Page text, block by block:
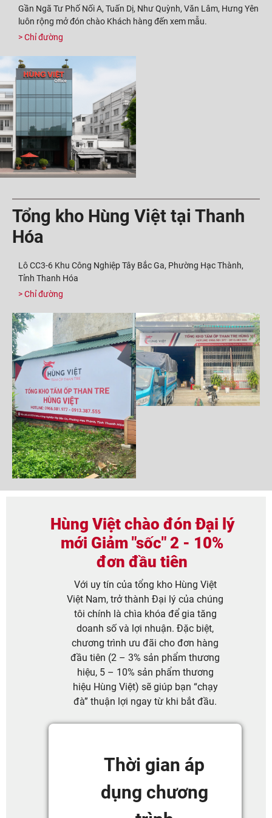
Gần Ngã Tư Phố Nối A, Tuấn Dị, Như Quỳnh, Văn Lâm, Hưng Yên
luôn rộng mở đón chào Khách hàng đến xem mẫu.
> Chỉ đường
Tổng kho Hùng Việt tại Thanh
Hóa
Lô CC3-6 Khu Công Nghiệp Tây Bắc Ga, Phường Hạc Thành,
Tỉnh Thanh Hóa
> Chỉ đường
Hùng Việt chào đón Đại lý
mới Giảm "sốc" 2 - 10%
đơn đầu tiên
Với uy tín của tổng kho Hùng Việt
Việt Nam, trở thành Đại lý của chúng
tôi chính là chìa khóa để gia tăng
doanh số và lợi nhuận. Đặc biệt,
chương trình ưu đãi cho đơn hàng
đầu tiên (2 – 3% sản phẩm thương
hiệu, 5 – 10% sản phẩm thương
hiệu Hùng Việt) sẽ giúp bạn “chạy
đà” thuận lợi ngay từ khi bắt đầu.
Thời gian áp
dụng chương